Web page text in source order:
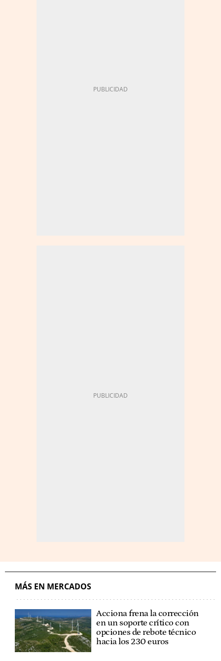
MÁS EN MERCADOS
Acciona frena la corrección
en un soporte crítico con
opciones de rebote técnico
hacia los 230 euros